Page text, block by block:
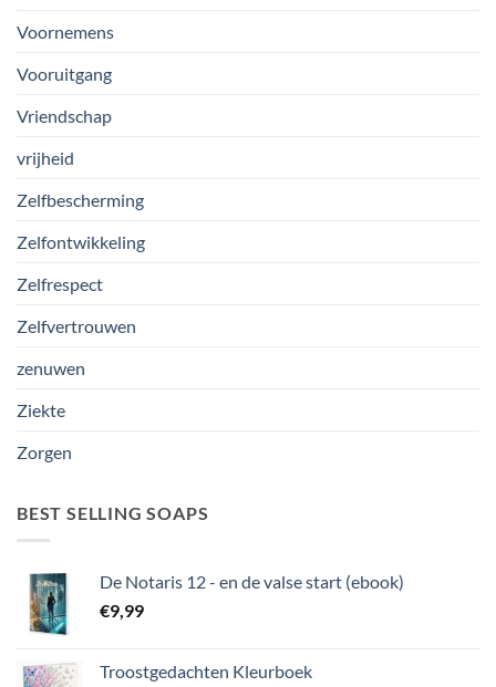
Voornemens
Vooruitgang
Vriendschap
vrijheid
Zelfbescherming
Zelfontwikkeling
Zelfrespect
Zelfvertrouwen
zenuwen
Ziekte
Zorgen
BEST SELLING SOAPS
De Notaris 12 - en de valse start (ebook)
€9,99
Troostgedachten Kleurboek